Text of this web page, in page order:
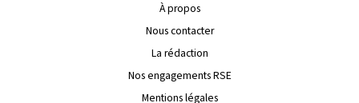
À propos
Nous contacter
La rédaction
Nos engagements RSE
Mentions légales